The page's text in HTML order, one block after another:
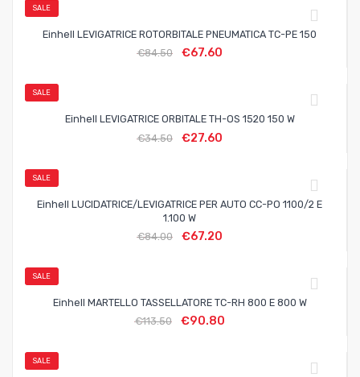
SALE
Einhell LEVIGATRICE ROTORBITALE PNEUMATICA TC-PE 150
€84.50 €67.60
SALE
Einhell LEVIGATRICE ORBITALE TH-OS 1520 150 W
€34.50 €27.60
SALE
Einhell LUCIDATRICE/LEVIGATRICE PER AUTO CC-PO 1100/2 E
1.100 W
€84.00 €67.20
SALE
Einhell MARTELLO TASSELLATORE TC-RH 800 E 800 W
€113.50 €90.80
SALE